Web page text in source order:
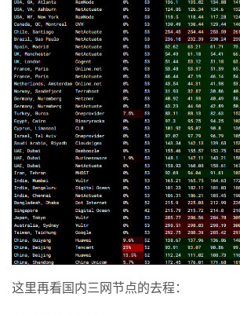
这里再看国内三网节点的去程：